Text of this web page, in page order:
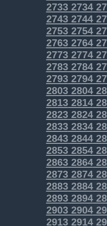
27332734
27432744
27532754
27632764
27732774
27832784
27932794
28032804
28132814
28232824
28332834
28432844
28532854
28632864
28732874
28832884
28932894
29032904
29132914